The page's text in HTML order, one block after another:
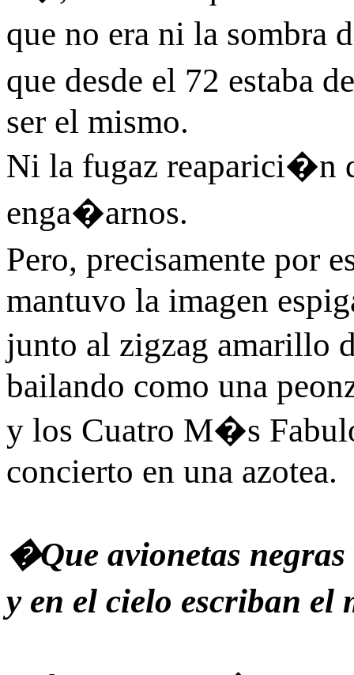
que no era ni la
que desde el 72 estaba
ser el mismo.
Ni la fugaz reaparici�n
enga�arnos.
Pero, precisamente por
mantuvo la imagen
junto al zigzag
bailando como una
y los Cuatro M�s
concierto en una azotea.
�Que avionetas negras
y en el cielo escriban